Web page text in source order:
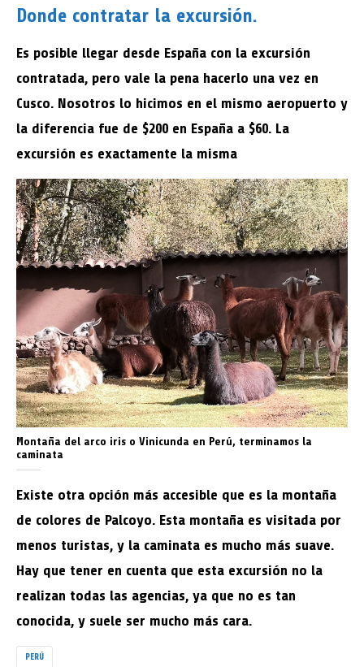
Donde contratar la excursión.
Es posible llegar desde España con la excursión
contratada, pero vale la pena hacerlo una vez en
Cusco. Nosotros lo hicimos en el mismo aeropuerto y
la diferencia fue de $200 en España a $60. La
excursión es exactamente la misma
Montaña del arco iris o Vinicunda en Perú, terminamos la
caminata
Existe otra opción más accesible que es la montaña
de colores de Palcoyo. Esta montaña es visitada por
menos turistas, y la caminata es mucho más suave.
Hay que tener en cuenta que esta excursión no la
realizan todas las agencias, ya que no es tan
conocida, y suele ser mucho más cara.
PERÚ